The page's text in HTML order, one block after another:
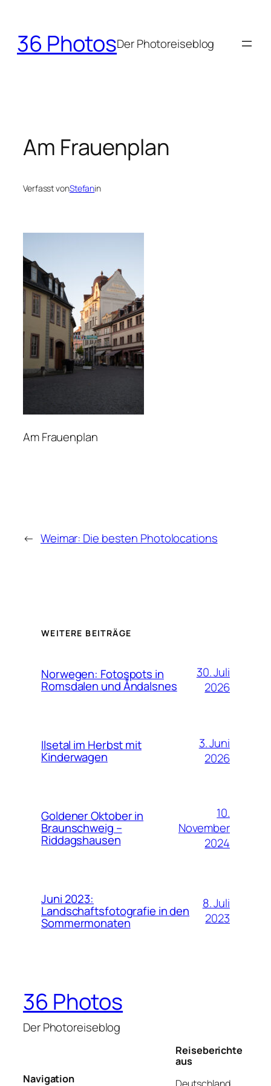
springen
36 PhotosDer Photoreiseblog
Am Frauenplan
Verfasst vonStefanin
Am Frauenplan
← Weimar: Die besten Photolocations
WEITERE BEITRÄGE
Norwegen: Fotospots in
Romsdalen und Åndalsnes
30. Juli
2026
Ilsetal im Herbst mit
Kinderwagen
3. Juni
2026
Goldener Oktober in
Braunschweig –
Riddagshausen
10.
November
2024
Juni 2023:
Landschaftsfotografie in den
Sommermonaten
8. Juli
2023
36 Photos
Der Photoreiseblog
Navigation
Reiseberichte
aus
Deutschland